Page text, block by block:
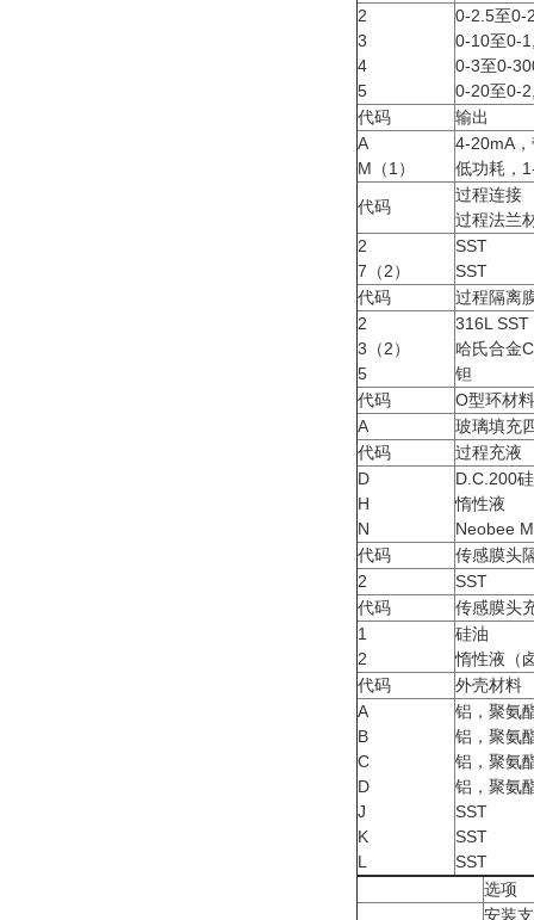
2
3
4
5
0-2.5至0-
0-10至0-
0-3至0-
0-20至0-
代码
输出
A
M（1）
4-20mA
低功耗，
代码
过程连接
过程法兰
2
7（2）
SST
SST
代码
过程隔离
2
3（2）
5
316L SST
哈氏合金
钽
代码
O型环材料
A
玻璃填充
代码
过程充液
D
H
N
D.C.200
惰性液
Neobee
代码
传感膜头
2
SST
代码
传感膜头
1
2
硅油
惰性液（
代码
外壳材料
A
B
C
D
J
K
L
铝，聚氨
铝，聚氨
铝，聚氨
铝，聚氨
SST
SST
SST
选项
安装